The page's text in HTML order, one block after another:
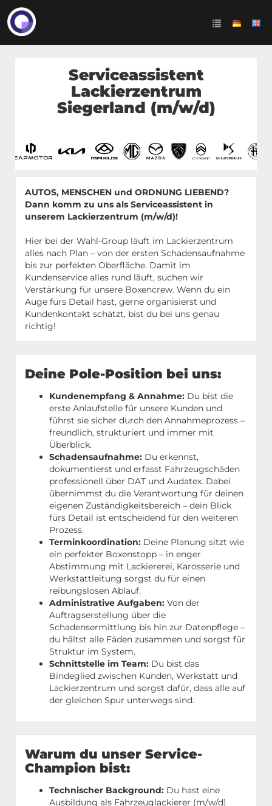
Serviceassistent
Lackierzentrum
Siegerland (m/w/d)
AUTOS, MENSCHEN und ORDNUNG LIEBEND?
Dann komm zu uns als Serviceassistent in
unserem Lackierzentrum (m/w/d)!
Hier bei der Wahl-Group läuft im Lackierzentrum
alles nach Plan – von der ersten Schadensaufnahme
bis zur perfekten Oberfläche. Damit im
Kundenservice alles rund läuft, suchen wir
Verstärkung für unsere Boxencrew. Wenn du ein
Auge fürs Detail hast, gerne organisierst und
Kundenkontakt schätzt, bist du bei uns genau
richtig!
Deine Pole-Position bei uns:
Kundenempfang & Annahme: Du bist die
erste Anlaufstelle für unsere Kunden und
führst sie sicher durch den Annahmeprozess –
freundlich, strukturiert und immer mit
Überblick.
Schadensaufnahme: Du erkennst,
dokumentierst und erfasst Fahrzeugschäden
professionell über DAT und Audatex. Dabei
übernimmst du die Verantwortung für deinen
eigenen Zuständigkeitsbereich – dein Blick
fürs Detail ist entscheidend für den weiteren
Prozess.
Terminkoordination: Deine Planung sitzt wie
ein perfekter Boxenstopp – in enger
Abstimmung mit Lackiererei, Karosserie und
Werkstattleitung sorgst du für einen
reibungslosen Ablauf.
Administrative Aufgaben: Von der
Auftragserstellung über die
Schadensermittlung bis hin zur Datenpflege –
du hältst alle Fäden zusammen und sorgst für
Struktur im System.
Schnittstelle im Team: Du bist das
Bindeglied zwischen Kunden, Werkstatt und
Lackierzentrum und sorgst dafür, dass alle auf
der gleichen Spur unterwegs sind.
Warum du unser Service-
Champion bist:
Technischer Background: Du hast eine
Ausbildung als Fahrzeuglackierer (m/w/d)